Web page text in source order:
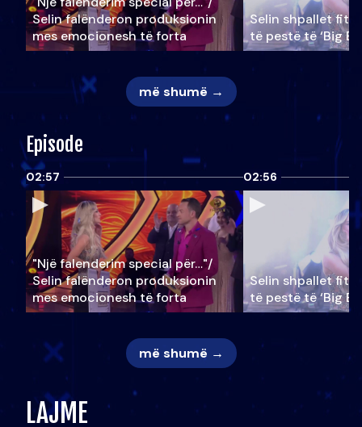
Selin falënderon produksionin
mes emocionesh të forta
Selin shpallet
të pestë të ‘Big
më shumë →
Episode
02:57
"Një falenderim special për…"/
Selin falënderon produksionin
mes emocionesh të forta
02:56
Selin shpallet
të pestë të ‘Big
më shumë →
LAJME